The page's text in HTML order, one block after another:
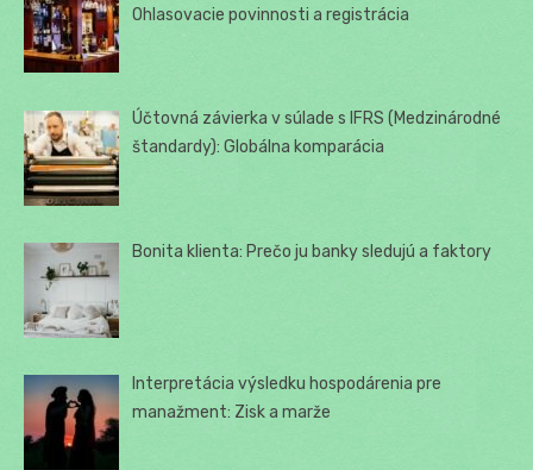
Ohlasovacie povinnosti a registrácia
Účtovná závierka v súlade s IFRS (Medzinárodné
štandardy): Globálna komparácia
Bonita klienta: Prečo ju banky sledujú a faktory
Interpretácia výsledku hospodárenia pre
manažment: Zisk a marže